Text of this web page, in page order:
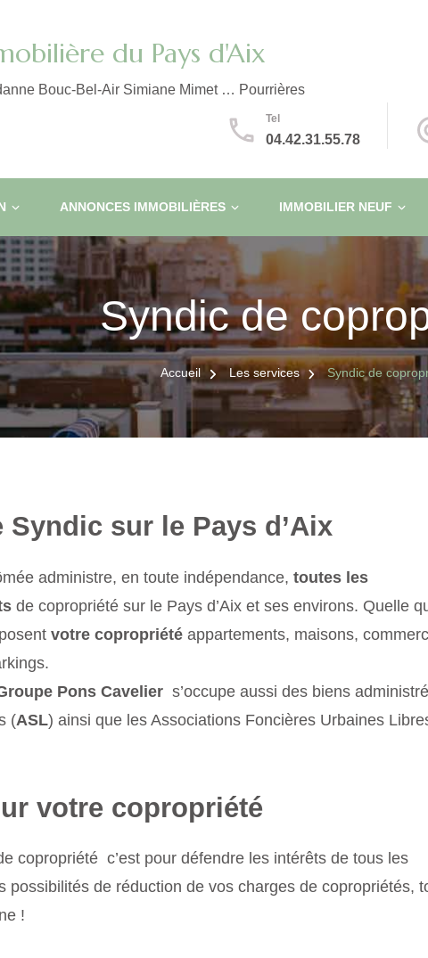
du Pays d'Aix
Bouc-Bel-Air Simiane Mimet … Pourrières
Tel
04.42.31.55.78
ANNONCES IMMOBILIÈRES IMMOBILIER NEUF
Syndic de
Accueil Les services Syndic de
Syndic sur le Pays d’Aix
administre, en toute indépendance, toutes les
de copropriété sur le Pays d’Aix et ses environs. Quelle
votre copropriété appartements, maisons,
Pons Cavelier s’occupe aussi des biens
(ASL) ainsi que les Associations Foncières Urbaines
votre copropriété
copropriété c’est pour défendre les intérêts de tous les
possibilités de réduction de vos charges de copropriétés,
!